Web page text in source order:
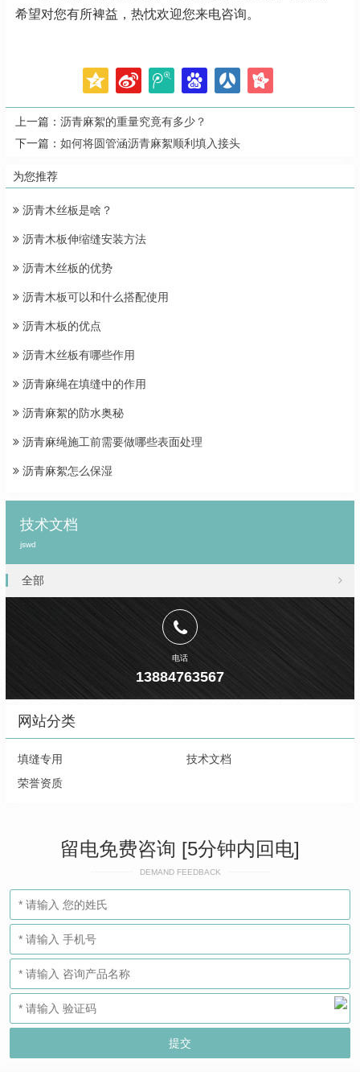
希望对您有所裨益，热忱欢迎您来电咨询。
上一篇： 沥青麻絮的重量究竟有多少？
下一篇： 如何将圆管涵沥青麻絮顺利填入接头
为您推荐
沥青木丝板是啥？
沥青木板伸缩缝安装方法
沥青木丝板的优势
沥青木板可以和什么搭配使用
沥青木板的优点
沥青木丝板有哪些作用
沥青麻绳在填缝中的作用
沥青麻絮的防水奥秘
沥青麻绳施工前需要做哪些表面处理
沥青麻絮怎么保湿
技术文档
jswd
全部
电话
13884763567
网站分类
填缝专用
技术文档
荣誉资质
留电免费咨询 [5分钟内回电]
DEMAND FEEDBACK